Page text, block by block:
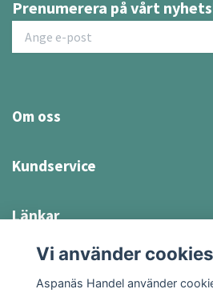
Prenumerera på vårt
Om oss
Kundservice
Länkar
Sociala medier
Vi använder cookies
Aspanäs Handel använder